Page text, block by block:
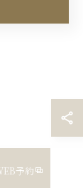
区でご提
予約